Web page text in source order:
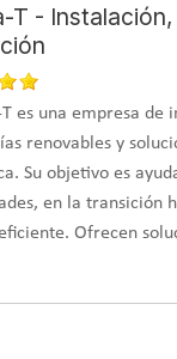
T -
T es una empresa
renovables y
Su objetivo es
en la transición
Ofrecen